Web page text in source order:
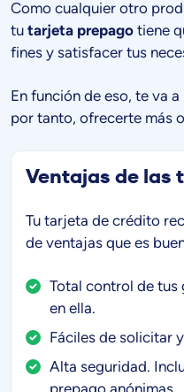
Como cualquier otro
tu tarjeta prepago tiene
fines y satisfacer tus
En función de eso, te va
por tanto, ofrecerte más
Ventajas de las
Tu tarjeta de crédito
de ventajas que es
Total control de tus
en ella.
Fáciles de solicitar
Alta seguridad.
prepago anónimas.